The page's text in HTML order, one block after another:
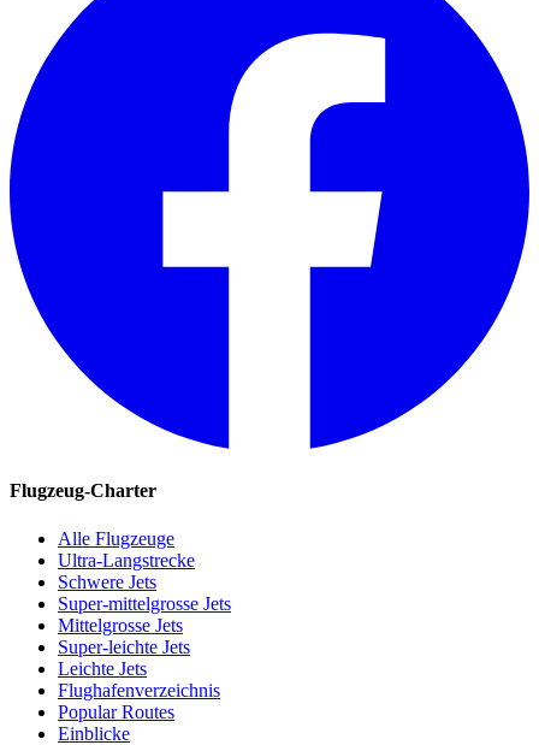
Flugzeug-Charter
Alle Flugzeuge
Ultra-Langstrecke
Schwere Jets
Super-mittelgrosse Jets
Mittelgrosse Jets
Super-leichte Jets
Leichte Jets
Flughafenverzeichnis
Popular Routes
Einblicke